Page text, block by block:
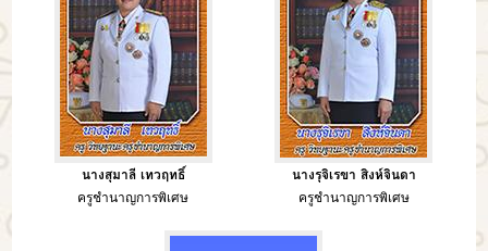
นางสุมาลี เทวฤทธิ์
ครูชำนาญการพิเศษ
นางรุจิเรขา สิงห์จินดา
ครูชำนาญการพิเศษ